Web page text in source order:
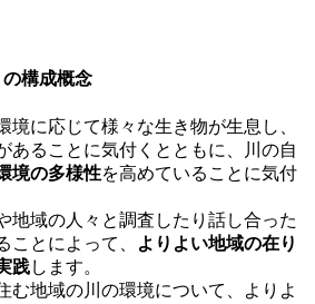
構成概念
境に応じて様々な生き物が生息し、
あることに気付くとともに、川の自
境の多様性を高めていることに気付
地域の人々と調査したり話し合った
ことによって、
よりよい地域の在り
践します。
む地域の川の環境について、よりよ